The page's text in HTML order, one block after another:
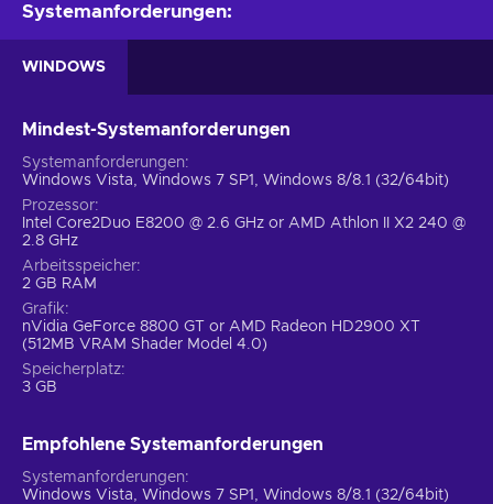
Systemanforderungen:
WINDOWS
Mindest-Systemanforderungen
Systemanforderungen
Windows Vista, Windows 7 SP1, Windows 8/8.1 (32/64bit)
Prozessor
Intel Core2Duo E8200 @ 2.6 GHz or AMD Athlon II X2 240 @
2.8 GHz
Arbeitsspeicher
2 GB RAM
Grafik
nVidia GeForce 8800 GT or AMD Radeon HD2900 XT
(512MB VRAM Shader Model 4.0)
Speicherplatz
3 GB
Empfohlene Systemanforderungen
Systemanforderungen
Windows Vista, Windows 7 SP1, Windows 8/8.1 (32/64bit)